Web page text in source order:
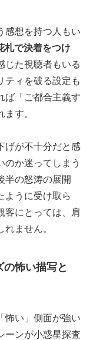
感想を持つ人もい
札で決着をつけ
じた視聴者もいる
ティを破る設定も
ば「ご都合主義す
す。
げが不十分だと感
のか迷ってしまう
半の怒涛の展開
ように受け取ら
客にとっては、肩
ません。
怖い描写と
怖い」側面が強い
ーンが小惑星探査